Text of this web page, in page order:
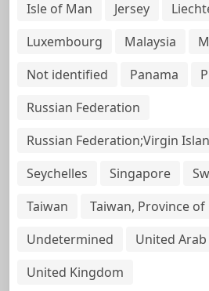
Isle of Man
Jersey
Luxembourg
Malaysia
Not identified
Panama
Russian Federation
Russian Federation;Virgin
Seychelles
Singapore
Taiwan
Taiwan, Province of
Undetermined
United
United Kingdom